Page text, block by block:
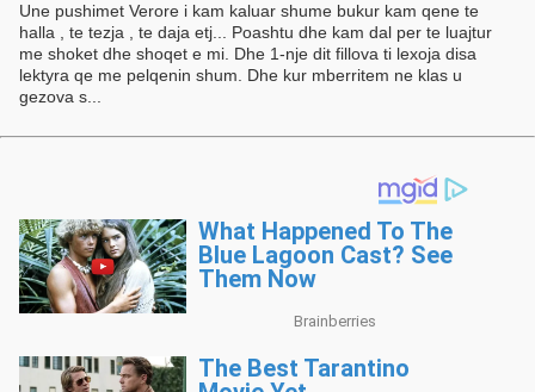
Une pushimet Verore i kam kaluar shume bukur kam qene te
halla , te tezja , te daja etj... Poashtu dhe kam dal per te luajtur
me shoket dhe shoqet e mi. Dhe 1-nje dit fillova ti lexoja disa
lektyra qe me pelqenin shum. Dhe kur mberritem ne klas u
gezova s...